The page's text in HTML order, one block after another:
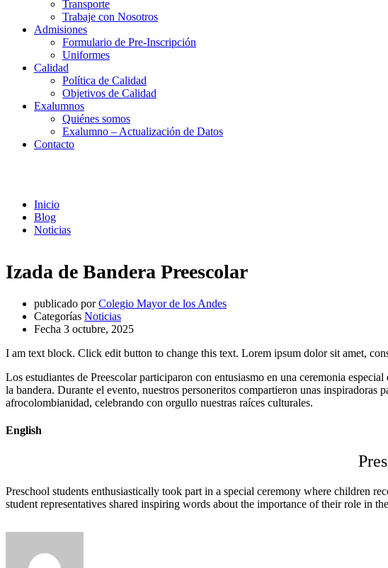
Transporte
Trabaje con Nosotros
Admisiones
Formulario de Pre-Inscripción
Uniformes
Calidad
Política de Calidad
Objetivos de Calidad
Exalumnos
Quiénes somos
Exalumno – Actualización de Datos
Contacto
Inicio
Blog
Noticias
Izada de Bandera Preescolar
publicado por Colegio Mayor de los Andes
Categorías Noticias
Fecha 3 octubre, 2025
I am text block. Click edit button to change this text. Lorem ipsum dolor sit amet,
Los estudiantes de Preescolar participaron con entusiasmo en una ceremonia
la bandera. Durante el evento, nuestros personeritos compartieron unas
afrocolombianidad, celebrando con orgullo nuestras raíces culturales.
English
Preschool students enthusiastically took part in a special ceremony where children
student representatives shared inspiring words about the importance of their role in